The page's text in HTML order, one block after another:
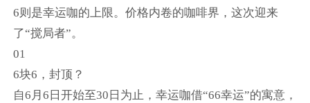
6则是幸运咖的上限。价格内卷的咖啡界，这次迎来
了“搅局者”。
01
6块6，封顶？
自6月6日开始至30日为止，幸运咖借“66幸运”的寓意，